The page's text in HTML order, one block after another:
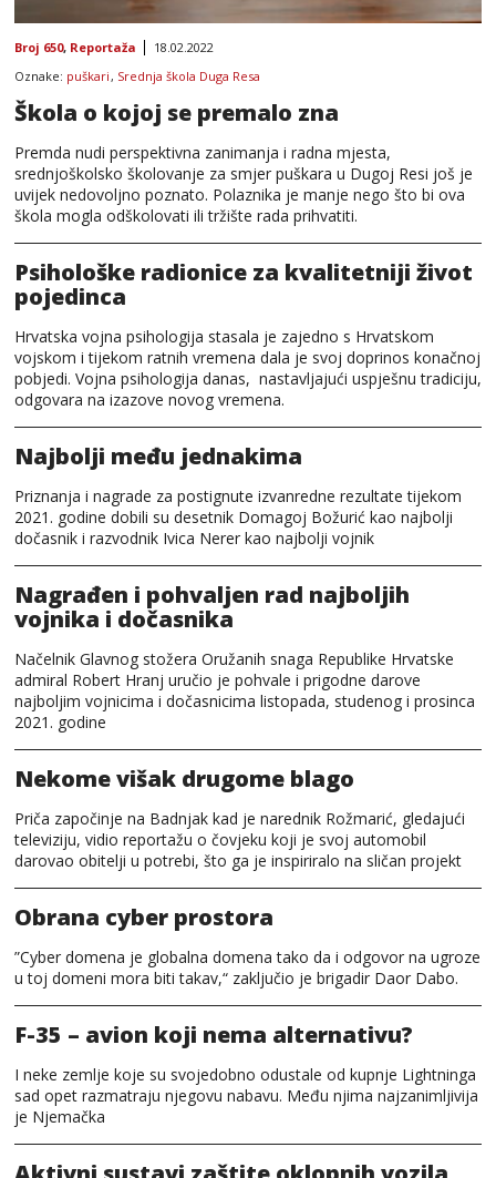
Broj 650, Reportaža
18.02.2022
Oznake: puškari, Srednja škola Duga Resa
Škola o kojoj se premalo zna
Premda nudi perspektivna zanimanja i radna mjesta,
srednjoškolsko školovanje za smjer puškara u Dugoj Resi još je
uvijek nedovoljno poznato. Polaznika je manje nego što bi ova
škola mogla odškolovati ili tržište rada prihvatiti.
Psihološke radionice za kvalitetniji život
pojedinca
Hrvatska vojna psihologija stasala je zajedno s Hrvatskom
vojskom i tijekom ratnih vremena dala je svoj doprinos konačnoj
pobjedi. Vojna psihologija danas, nastavljajući uspješnu tradiciju,
odgovara na izazove novog vremena.
Najbolji među jednakima
Priznanja i nagrade za postignute izvanredne rezultate tijekom
2021. godine dobili su desetnik Domagoj Božurić kao najbolji
dočasnik i razvodnik Ivica Nerer kao najbolji vojnik
Nagrađen i pohvaljen rad najboljih
vojnika i dočasnika
Načelnik Glavnog stožera Oružanih snaga Republike Hrvatske
admiral Robert Hranj uručio je pohvale i prigodne darove
najboljim vojnicima i dočasnicima listopada, studenog i prosinca
2021. godine
Nekome višak drugome blago
Priča započinje na Badnjak kad je narednik Rožmarić, gledajući
televiziju, vidio reportažu o čovjeku koji je svoj automobil
darovao obitelji u potrebi, što ga je inspiriralo na sličan projekt
Obrana cyber prostora
”Cyber domena je globalna domena tako da i odgovor na ugroze
u toj domeni mora biti takav,“ zaključio je brigadir Daor Dabo.
F-35 – avion koji nema alternativu?
I neke zemlje koje su svojedobno odustale od kupnje Lightninga
sad opet razmatraju njegovu nabavu. Među njima najzanimljivija
je Njemačka